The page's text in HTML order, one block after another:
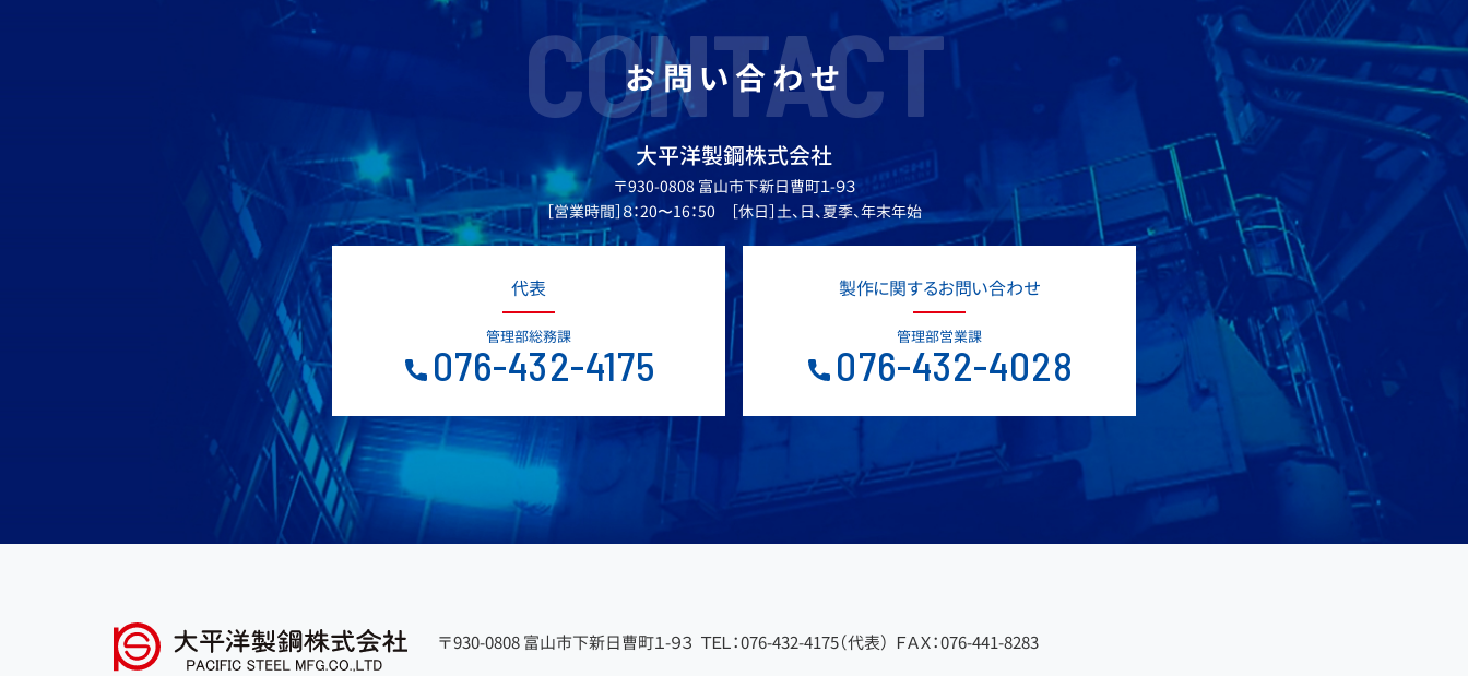
CONTACT
お問い合わせ
大平洋製鋼株式会社
〒930-0808 富山市下新日曹町１-９３
［営業時間］８：20〜16：50 ［休日］土、日、夏季、年末年始
代表
管理部総務課
076-432-4175
製作に関するお問い合わせ
管理部営業課
076-432-4028
〒930-0808 富山市下新日曹町１-９３ ＴＥＬ：076-432-4175（代表） ＦＡＸ：076-441-8283